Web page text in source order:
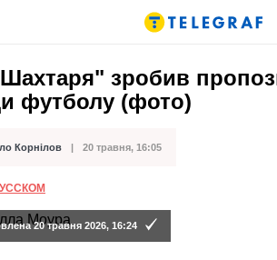
зробив
футболу (фото)
Корнілов 20 травня, 16:05
20 травня 2026, 16:24